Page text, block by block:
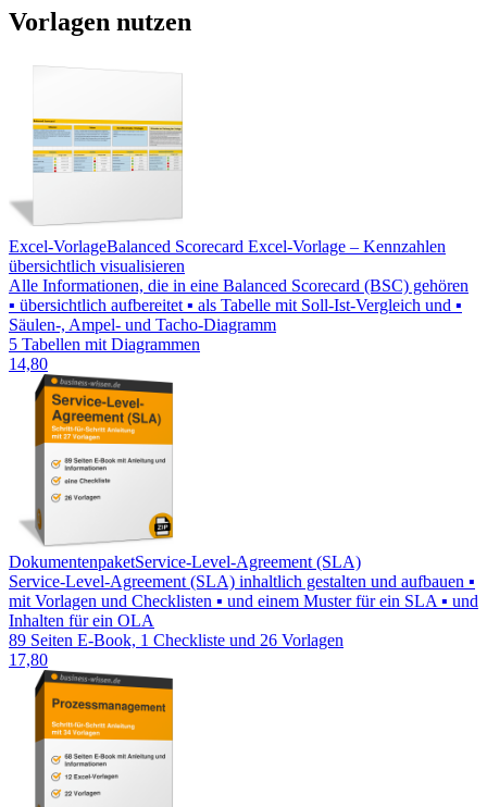
Vorlagen nutzen
Excel-VorlageBalanced Scorecard Excel-Vorlage – Kennzahlen
übersichtlich visualisieren
Alle Informationen, die in eine Balanced Scorecard (BSC) gehören
▪ übersichtlich aufbereitet ▪ als Tabelle mit Soll-Ist-Vergleich und ▪
Säulen-, Ampel- und Tacho-Diagramm
5 Tabellen mit Diagrammen
14,80
DokumentenpaketService-Level-Agreement (SLA)
Service-Level-Agreement (SLA) inhaltlich gestalten und aufbauen ▪
mit Vorlagen und Checklisten ▪ und einem Muster für ein SLA ▪ und
Inhalten für ein OLA
89 Seiten E-Book, 1 Checkliste und 26 Vorlagen
17,80